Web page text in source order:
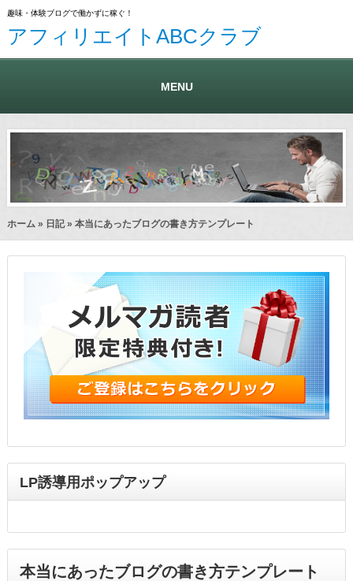
趣味・体験ブログで働かずに稼ぐ！
アフィリエイトABCクラブ
MENU
ホーム » 日記» 本当にあったブログの書き方テンプレート
LP誘導用ポップアップ
本当にあったブログの書き方テンプレート